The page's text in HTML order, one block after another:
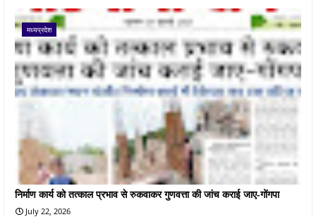
मध्यप्रदेश
निर्माण कार्य को तत्काल प्रभाव से रुकवाकर गुणवत्ता की जांच कराई जाए-गोंगपा
July 22, 2026